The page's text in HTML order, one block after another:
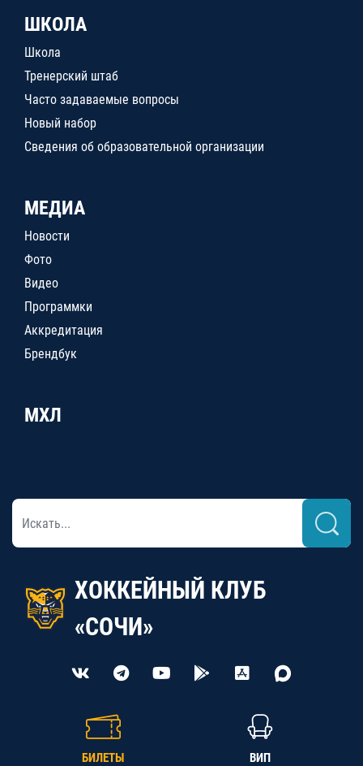
ШКОЛА
Школа
Тренерский штаб
Часто задаваемые вопросы
Новый набор
Сведения об образовательной организации
МЕДИА
Новости
Фото
Видео
Программки
Аккредитация
Брендбук
МХЛ
ХОККЕЙНЫЙ КЛУБ
«СОЧИ»
БИЛЕТЫ ВИП